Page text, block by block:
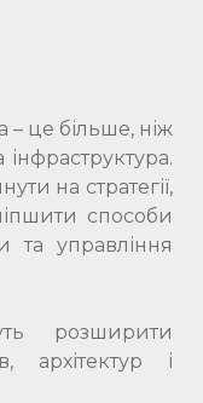
– це більше, ніж
на стратегії,
способи
та управління
розширити
архітектур і